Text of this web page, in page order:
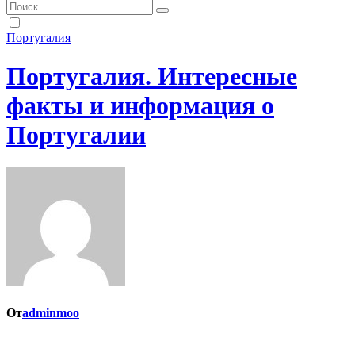
Португалия
Португалия. Интересные
факты и информация о
Португалии
Отadminmoo